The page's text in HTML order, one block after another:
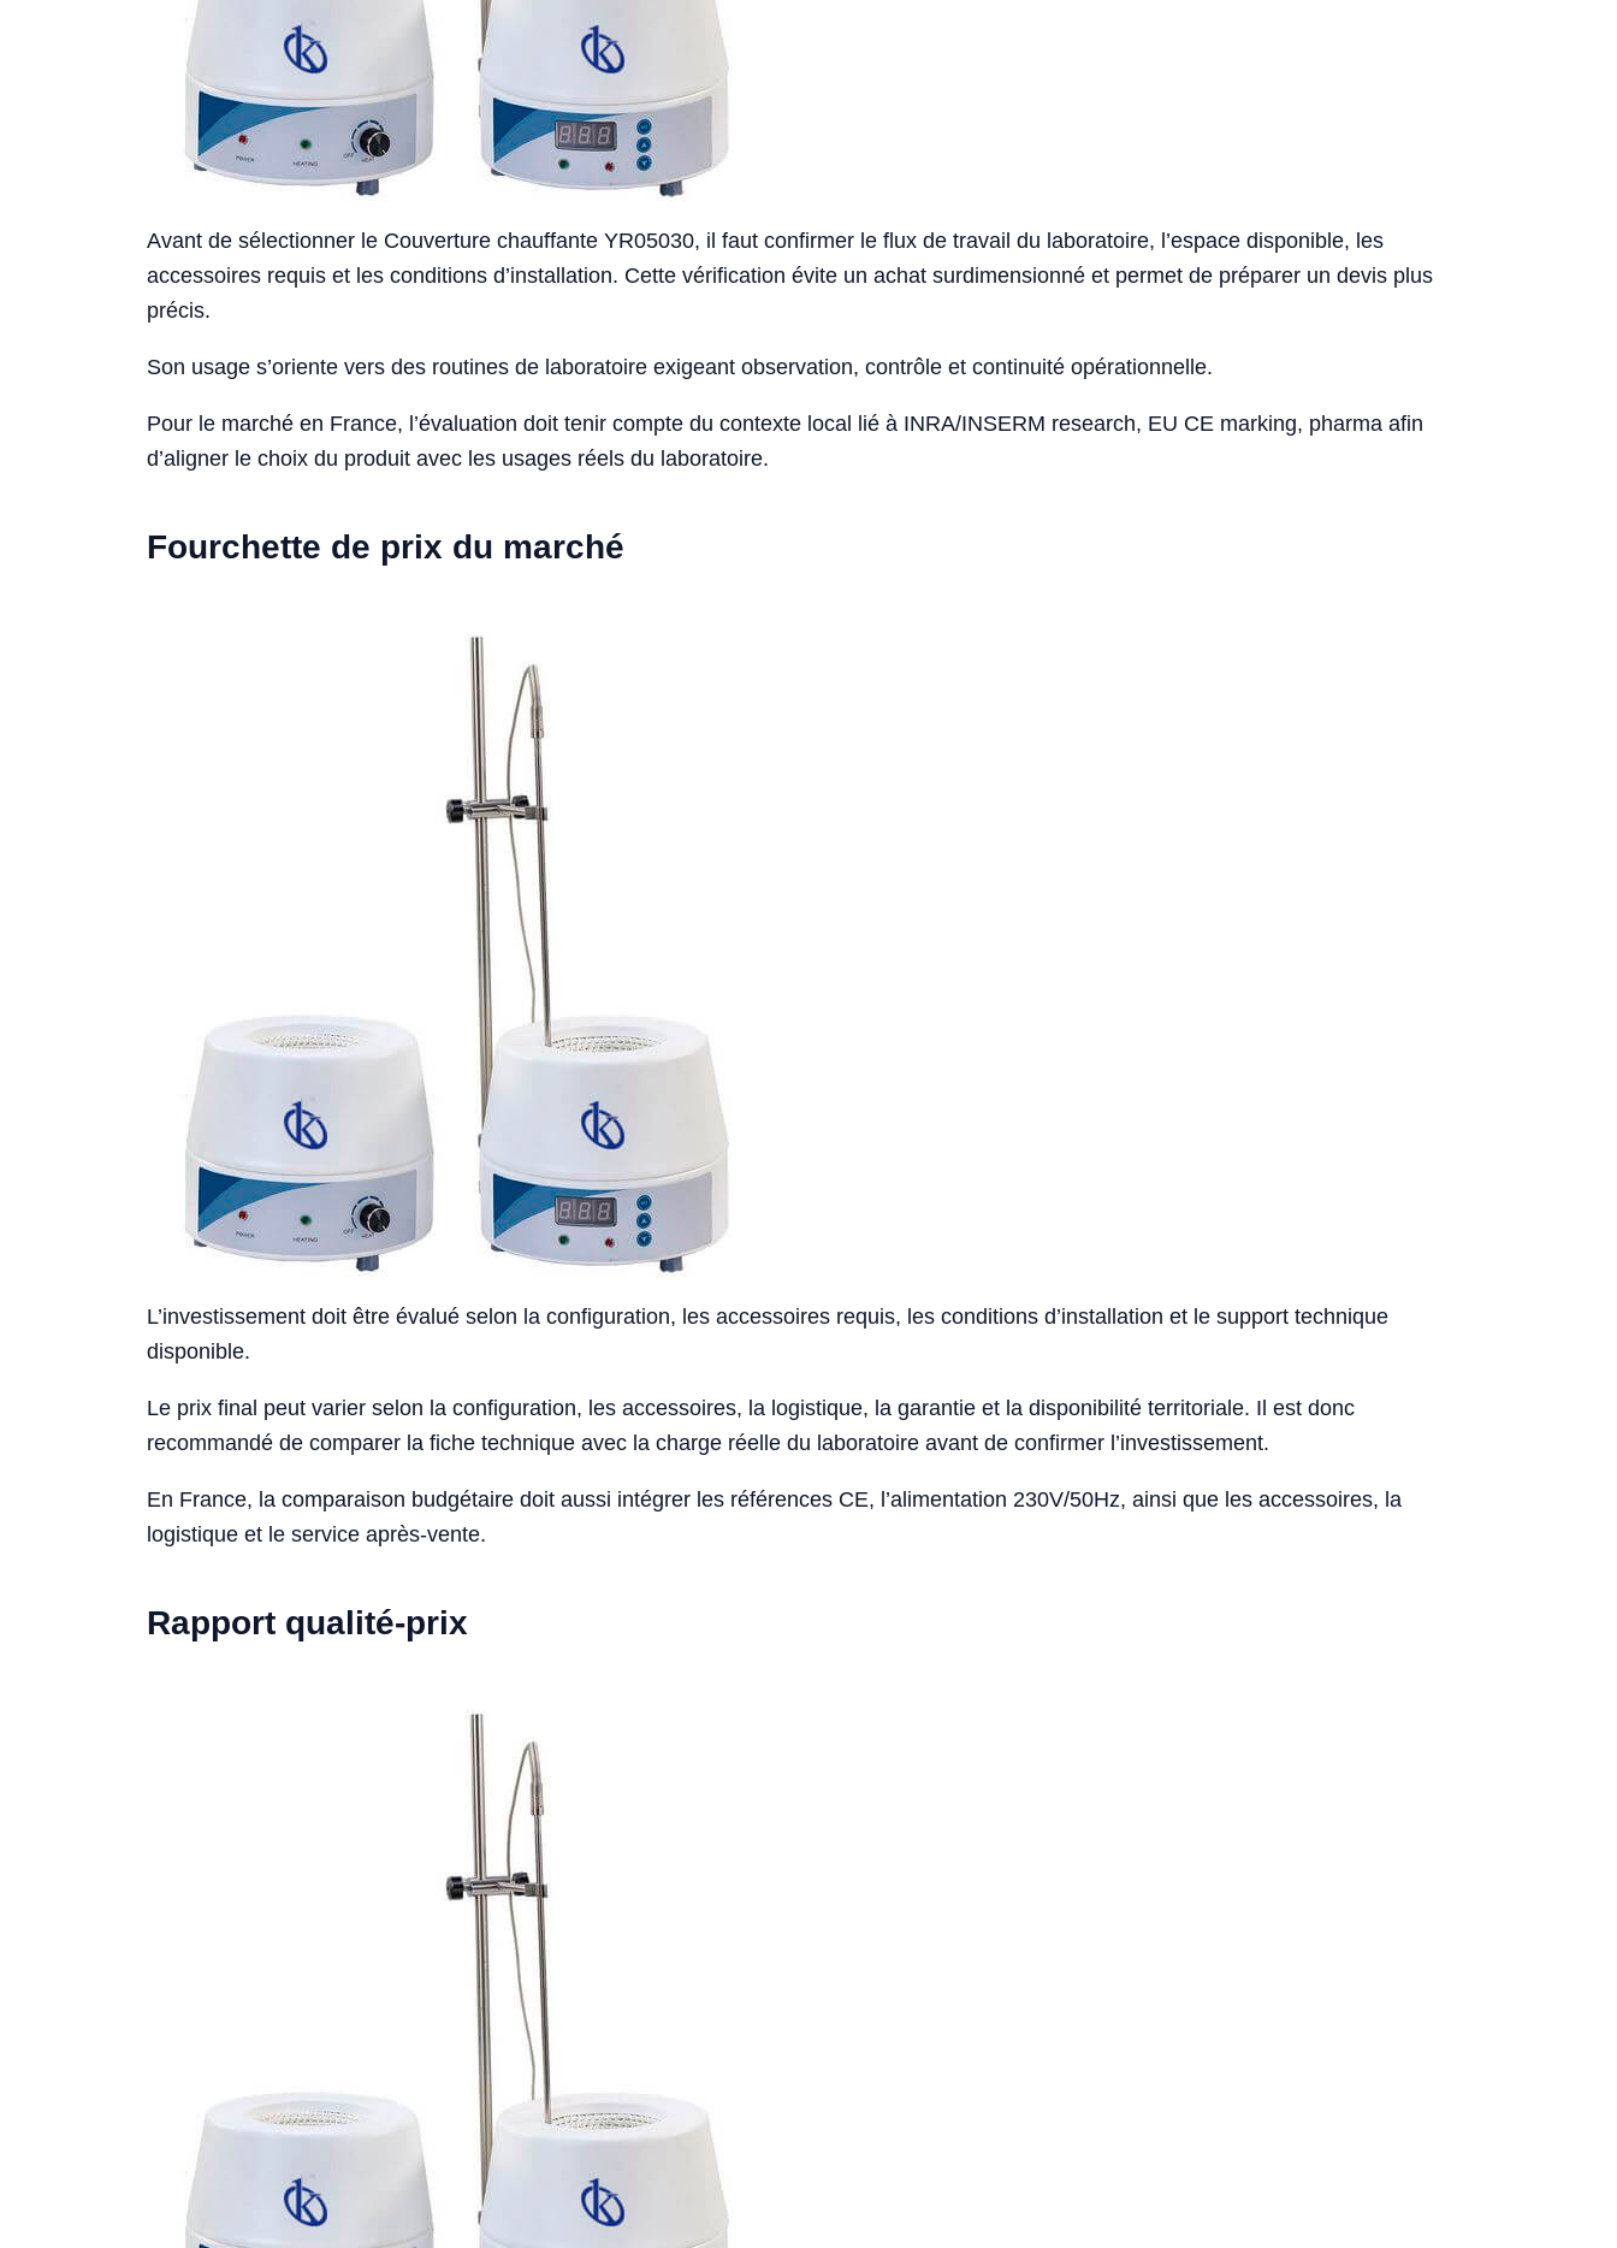
Avant de sélectionner le Couverture chauffante YR05030, il faut confirmer le flux de travail du laboratoire, l’espace disponible, les
accessoires requis et les conditions d’installation. Cette vérification évite un achat surdimensionné et permet de préparer un devis plus
précis.
Son usage s’oriente vers des routines de laboratoire exigeant observation, contrôle et continuité opérationnelle.
Pour le marché en France, l’évaluation doit tenir compte du contexte local lié à INRA/INSERM research, EU CE marking, pharma afin
d’aligner le choix du produit avec les usages réels du laboratoire.
Fourchette de prix du marché
L’investissement doit être évalué selon la configuration, les accessoires requis, les conditions d’installation et le support technique
disponible.
Le prix final peut varier selon la configuration, les accessoires, la logistique, la garantie et la disponibilité territoriale. Il est donc
recommandé de comparer la fiche technique avec la charge réelle du laboratoire avant de confirmer l’investissement.
En France, la comparaison budgétaire doit aussi intégrer les références CE, l’alimentation 230V/50Hz, ainsi que les accessoires, la
logistique et le service après-vente.
Rapport qualité-prix